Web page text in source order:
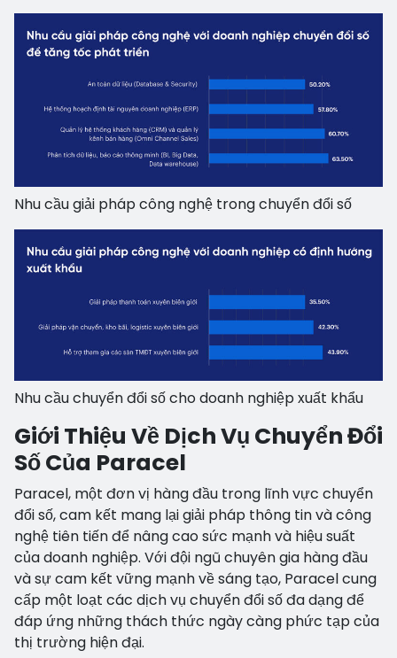
Nhu cầu giải pháp công nghệ trong chuyển đổi số
Nhu cầu chuyển đổi số cho doanh nghiệp xuất khẩu
Giới Thiệu Về Dịch Vụ Chuyển Đổi
Số Của Paracel
Paracel, một đơn vị hàng đầu trong lĩnh vực chuyển
đổi số, cam kết mang lại giải pháp thông tin và công
nghệ tiên tiến để nâng cao sức mạnh và hiệu suất
của doanh nghiệp. Với đội ngũ chuyên gia hàng đầu
và sự cam kết vững mạnh về sáng tạo, Paracel cung
cấp một loạt các dịch vụ chuyển đổi số đa dạng để
đáp ứng những thách thức ngày càng phức tạp của
thị trường hiện đại.